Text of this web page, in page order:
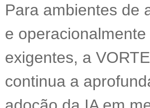
Para ambientes de
e operacionalmente
exigentes, a
continua a